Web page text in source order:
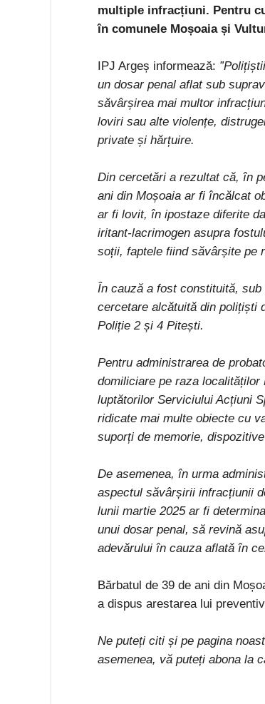
multiple infracțiuni. Pentru
în comunele Moșoaia și
IPJ Argeș informează:
un dosar penal aflat sub
săvârșirea mai multor
loviri sau alte violențe,
private și hărțuire.
Din cercetări a rezultat că, în
ani din Moșoaia ar fi încălcat
ar fi lovit, în ipostaze diferite
iritant-lacrimogen asupra
soții, faptele fiind săvârșite pe
În cauză a fost constituită,
cercetare alcătuită din polițiști
Poliție 2 și 4 Pitești.
Pentru administrarea de
domiliciare pe raza
luptătorilor Serviciului Acțiuni
ridicate mai multe obiecte cu
suporți de memorie,
De asemenea, în urma
aspectul săvârșirii infracțiunii
lunii martie 2025 ar fi
unui dosar penal, să revină
adevărului în cauza aflată în
Bărbatul de 39 de ani din
a dispus arestarea lui
Ne puteți citi și pe pagina
asemenea, vă puteți abona la